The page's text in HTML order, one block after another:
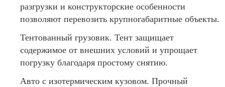
разгрузки и конструкторские особенности
позволяют перевозить крупногабаритные объекты.
Тентованный грузовик. Тент защищает
содержимое от внешних условий и упрощает
погрузку благодаря простому снятию.
Авто с изотермическим кузовом. Прочный